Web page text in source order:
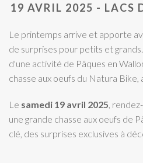
19 AVRIL 2025 - LACS
Le printemps arrive et apporte
de surprises pour petits et
d'une activité de Pâques en
chasse aux oeufs du Natura
Le samedi 19 avril 2025 ,
une grande chasse aux oeufs de
clé, des surprises exclusives à